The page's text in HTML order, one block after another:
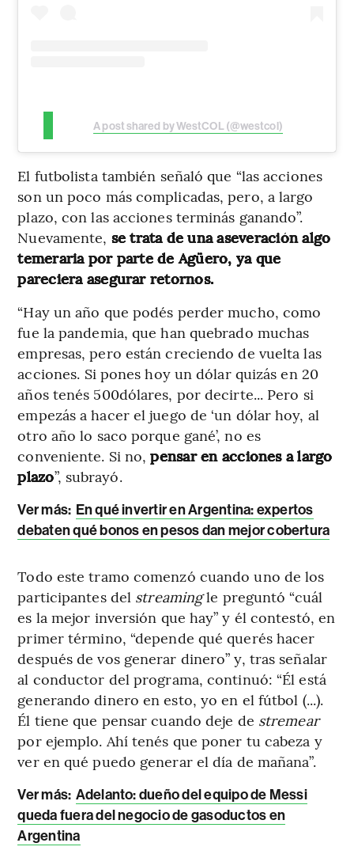
A post shared by WestCOL (@westcol)
El futbolista también señaló que “las acciones
son un poco más complicadas, pero, a largo
plazo, con las acciones terminás ganando”.
Nuevamente, se trata de una aseveración algo
temeraria por parte de Agüero, ya que
pareciera asegurar retornos.
“Hay un año que podés perder mucho, como
fue la pandemia, que han quebrado muchas
empresas, pero están creciendo de vuelta las
acciones. Si pones hoy un dólar quizás en 20
años tenés 500dólares, por decirte... Pero si
empezás a hacer el juego de ‘un dólar hoy, al
otro año lo saco porque gané’, no es
conveniente. Si no,pensar en acciones a largo
plazo”, subrayó.
Ver más: En qué invertir en Argentina: expertos
debaten qué bonos en pesos dan mejor cobertura
Todo este tramo comenzó cuando uno de los
participantes del streamingle preguntó “cuál
es la mejor inversión que hay” y él contestó, en
primer término, “depende qué querés hacer
después de vos generar dinero” y, tras señalar
al conductor del programa, continuó: “Él está
generando dinero en esto, yo en el fútbol (...).
Él tiene que pensar cuando deje de stremear
por ejemplo. Ahí tenés que poner tu cabeza y
ver en qué puedo generar el día de mañana”.
Ver más: Adelanto: dueño del equipo de Messi
queda fuera del negocio de gasoductos en
Argentina